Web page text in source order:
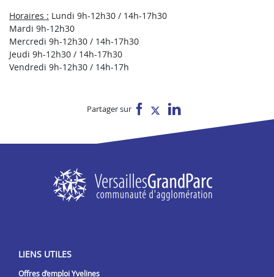
Horaires : Lundi 9h-12h30 / 14h-17h30
Mardi 9h-12h30
Mercredi 9h-12h30 / 14h-17h30
Jeudi 9h-12h30 / 14h-17h30
Vendredi 9h-12h30 / 14h-17h
Partager sur
LIENS UTILES
Offres d’emploi Yvelines